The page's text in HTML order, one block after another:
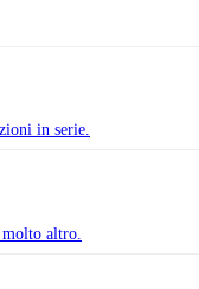
in serie.
altro.